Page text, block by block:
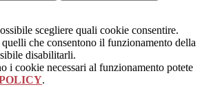
scegliere quali cookie consentire.
che consentono il funzionamento della
disabilitarli.
i cookie necessari al funzionamento potete
.